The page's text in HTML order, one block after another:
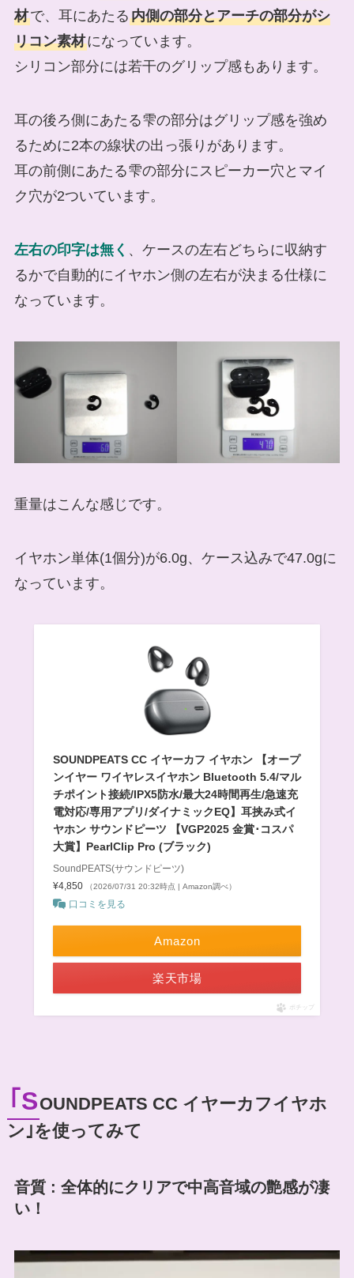
材で、耳にあたる内側の部分とアーチの部分がシ
リコン素材になっています。
シリコン部分には若干のグリップ感もあります。
耳の後ろ側にあたる雫の部分はグリップ感を強め
るために2本の線状の出っ張りがあります。
耳の前側にあたる雫の部分にスピーカー穴とマイ
ク穴が2ついています。
左右の印字は無く 、ケースの左右どちらに収納す
るかで自動的にイヤホン側の左右が決まる仕様に
なっています。
重量はこんな感じです。
イヤホン単体(1個分)が6.0g、ケース込みで47.0gに
なっています。
SOUNDPEATS CC イヤーカフ イヤホン 【オープ
ンイヤー ワイヤレスイヤホン Bluetooth 5.4/マル
チポイント接続/IPX5防水/最大24時間再生/急速充
電対応/専用アプリ/ダイナミックEQ】耳挟み式イ
ヤホン サウンドピーツ 【VGP2025 金賞･コスパ
大賞】PearlClip Pro (ブラック)
SoundPEATS(サウンドピーツ)
¥4,850
（2026/07/31 20:32時点 | Amazon調べ）
口コミを見る
Amazon
楽天市場
ポチップ
｢SOUNDPEATS CC イヤーカフイヤホ
ン｣を使ってみて
音質 : 全体的にクリアで中高音域の艶感が凄
い！